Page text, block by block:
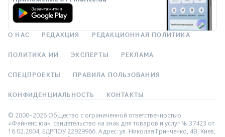
О НАС РЕДАКЦИЯ РЕДАКЦИОННАЯ ПОЛИТИКА
ПОЛИТИКА ИИ ЭКСПЕРТЫ РЕКЛАМА
СПЕЦПРОЕКТЫ ПРАВИЛА ПОЛЬЗОВАНИЯ
КОНФИДЕНЦИАЛЬНОСТЬ КОНТАКТЫ
© 2000–2026 Общество с ограниченной ответственностью
«Файненс.юа», свидетельство на знак для товаров и услуг № 37423 от
16.02.2004, ЕДРПОУ 22929966. Адрес: ул. Николая Гринченко, 4В, Киев,